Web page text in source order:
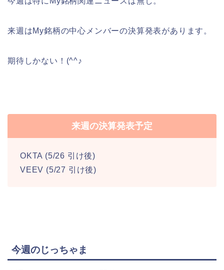
来週はMy銘柄の中心メンバーの決算発表があります。
期待しかない！(^^♪
来週の決算発表予定
OKTA (5/26 引け後)
VEEV (5/27 引け後)
今週のじっちゃま